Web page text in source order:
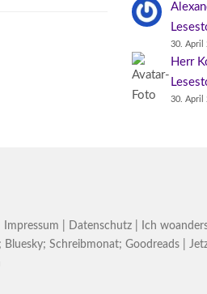
30. April
Herr
30. April
Impressum Datenschutz | Ich
; Bluesky; Schreibmonat; Goodreads |